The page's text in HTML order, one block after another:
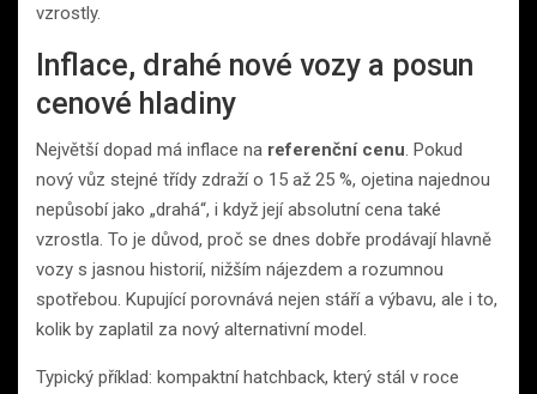
vzrostly.
Inflace, drahé nové vozy a posun
cenové hladiny
Největší dopad má inflace na referenční cenu . Pokud
nový vůz stejné třídy zdraží o 15 až 25 %, ojetina najednou
nepůsobí jako „drahá“, i když její absolutní cena také
vzrostla. To je důvod, proč se dnes dobře prodávají hlavně
vozy s jasnou historií, nižším nájezdem a rozumnou
spotřebou. Kupující porovnává nejen stáří a výbavu, ale i to,
kolik by zaplatil za nový alternativní model.
Typický příklad: kompaktní hatchback, který stál v roce